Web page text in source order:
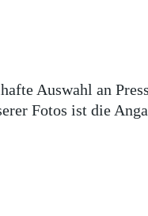
Auswahl an
Fotos ist die